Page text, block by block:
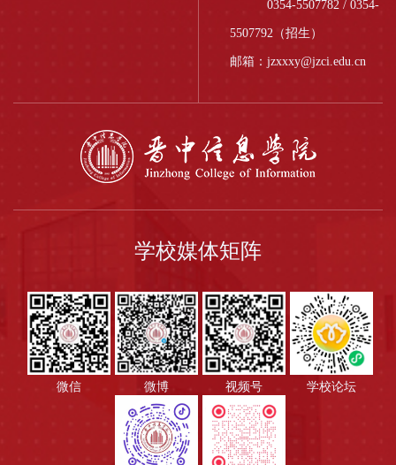
0354-5507782 / 0354-
5507792（招生）
邮箱：jzxxxy@jzci.edu.cn
学校媒体矩阵
微信 微博 视频号 学校论坛